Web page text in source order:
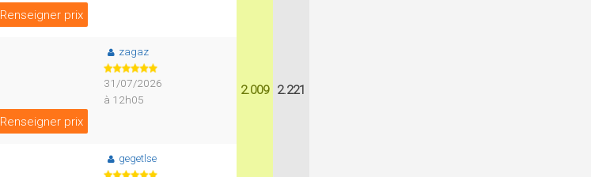
Renseigner prix
Renseigner prix
zagaz
31/07/2026
à 12h05
2.009 2.221
gegetlse